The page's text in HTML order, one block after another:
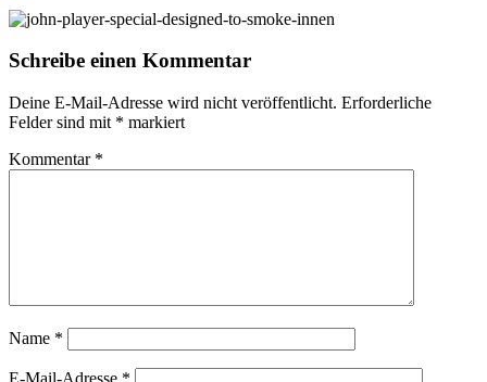
Schreibe einen Kommentar
Deine E-Mail-Adresse wird nicht veröffentlicht. Erforderliche
Felder sind mit * markiert
Kommentar *
Name *
E-Mail-Adresse *